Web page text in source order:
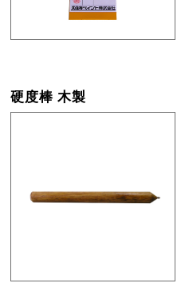
硬度棒 木製